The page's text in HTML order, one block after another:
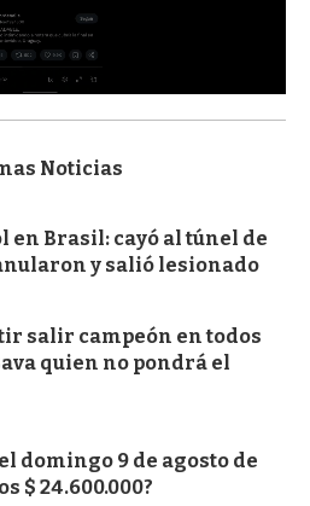
Noticias
en Brasil: cayó al túnel de
y salió lesionado
salir campeón en todos
quien no pondrá el
domingo 9 de agosto de
$ 24.600.000?